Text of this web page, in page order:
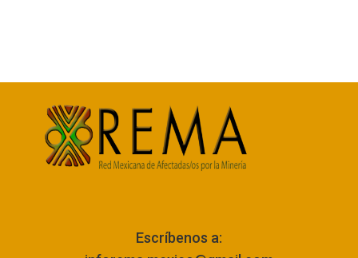
Escríbenos a: